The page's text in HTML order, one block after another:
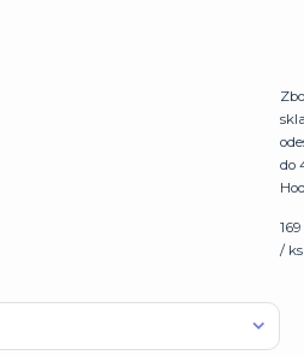
do
/ ks